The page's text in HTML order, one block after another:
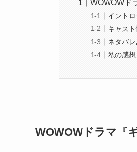
WOWOWド
イント
キャスト
ネタバ
私の感想
WOWOWドラマ『